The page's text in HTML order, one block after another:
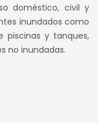
doméstico, civil y
inundados como
piscinas y tanques,
no inundadas.